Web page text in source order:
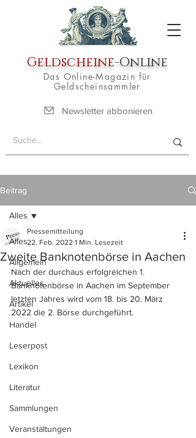
Geldscheine-Online
Das Online-Magazin für
Geldscheinsammler
Newsletter abbonieren
Beitrag
Alles
Allgemein
Aktuelles
Artikel
Handel
Leserpost
Lexikon
Literatur
Sammlungen
Veranstaltungen
Alles
Zweite Banknotenbörse in Aachen
Pressemitteilung
22. Feb. 2022 1 Min. Lesezeit
Nach der durchaus erfolgreichen 1.
Banknotenbörse in Aachen im September
letzten Jahres wird vom 18. bis 20. März
2022 die 2. Börse durchgeführt.